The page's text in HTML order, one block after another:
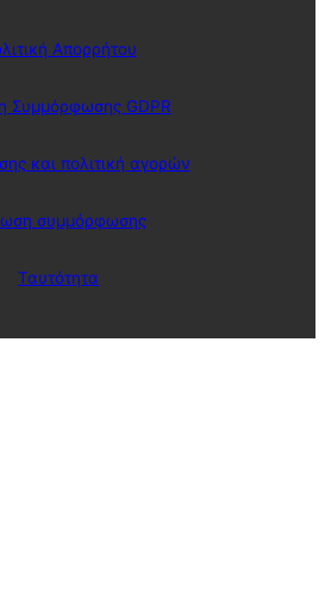
Απορρήτου
Συμμόρφωσης GDPR
και πολιτική αγορών
συμμόρφωσης
Ταυτότητα